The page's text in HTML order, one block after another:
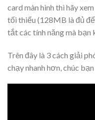
card màn hình thì hãy
tối thiểu (128MB là đủ
tắt các tính năng mà bạn
Trên đây là 3 cách giải
chạy nhanh hơn, chúc